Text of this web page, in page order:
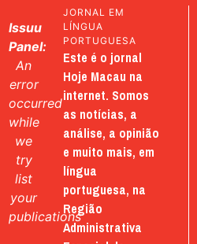
Issuu
Panel:
An
error
occurred
while
we
try
list
your
publications
JORNAL EM
LÍNGUA
PORTUGUESA
Este é o jornal
Hoje Macau na
internet. Somos
as notícias, a
análise, a opinião
e muito mais, em
língua
portuguesa, na
Região
Administrativa